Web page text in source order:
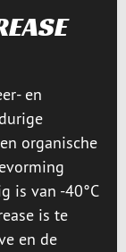
en
organische
is van -40°C
is te
en de